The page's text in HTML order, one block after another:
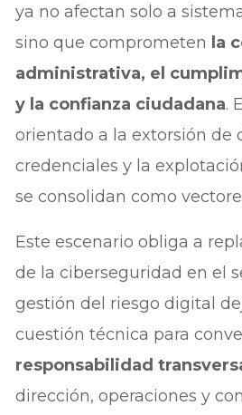
ya no afectan solo a
sino que comprometen la
administrativa, el
y la confianza ciudadana.
orientado a la extorsión de
credenciales y la
se consolidan como
Este escenario obliga a
de la ciberseguridad en el
gestión del riesgo digital
cuestión técnica para
responsabilidad
dirección, operaciones y